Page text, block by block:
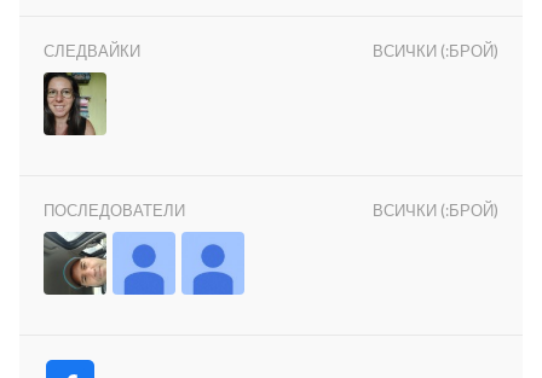
СЛЕДВАЙКИ ВСИЧКИ (:БРОЙ)
ПОСЛЕДОВАТЕЛИ ВСИЧКИ (:БРОЙ)